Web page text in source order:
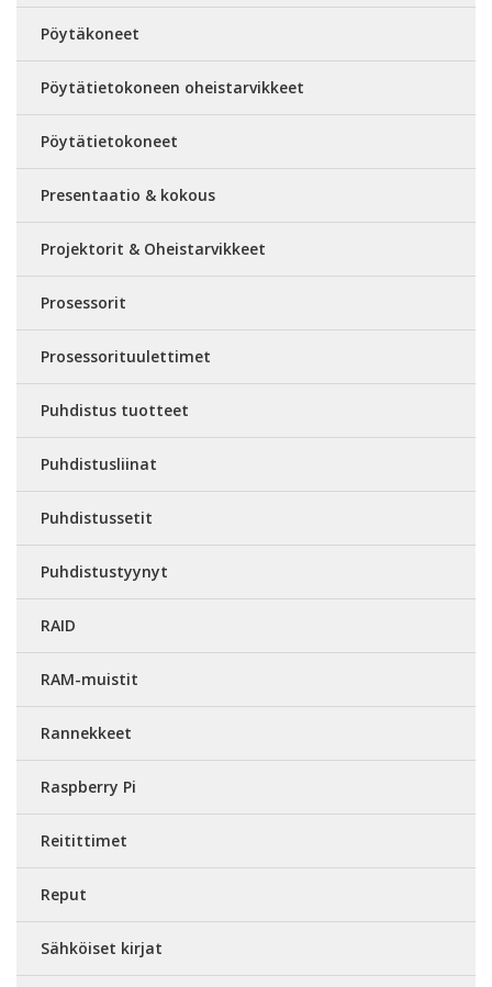
Pöytäkoneet
Pöytätietokoneen oheistarvikkeet
Pöytätietokoneet
Presentaatio & kokous
Projektorit & Oheistarvikkeet
Prosessorit
Prosessorituulettimet
Puhdistus tuotteet
Puhdistusliinat
Puhdistussetit
Puhdistustyynyt
RAID
RAM-muistit
Rannekkeet
Raspberry Pi
Reitittimet
Reput
Sähköiset kirjat